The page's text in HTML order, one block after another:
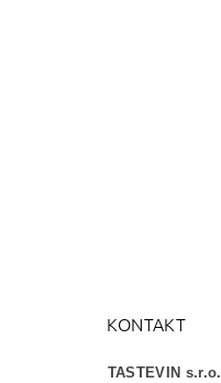
KONTAKT
TASTEVIN s.r.o.